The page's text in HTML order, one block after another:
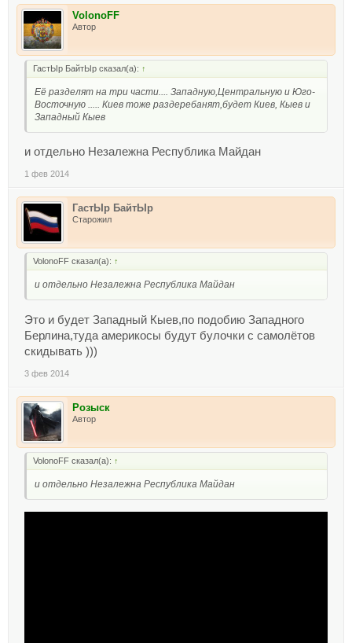
VolonoFF
Автор
ГастЫр БайтЫр сказал(а): ↑
Её разделят на три части.... Западную,Центральную и Юго-
Восточную ..... Киев тоже раздеребанят,будет Киев, Кыев и
Западный Кыев
и отдельно Незалежна Республика Майдан
1 фев 2014
ГастЫр БайтЫр
Старожил
VolonoFF сказал(а): ↑
и отдельно Незалежна Республика Майдан
Это и будет Западный Кыев,по подобию Западного
Берлина,туда америкосы будут булочки с самолётов
скидывать )))
3 фев 2014
Розыск
Автор
VolonoFF сказал(а): ↑
и отдельно Незалежна Республика Майдан